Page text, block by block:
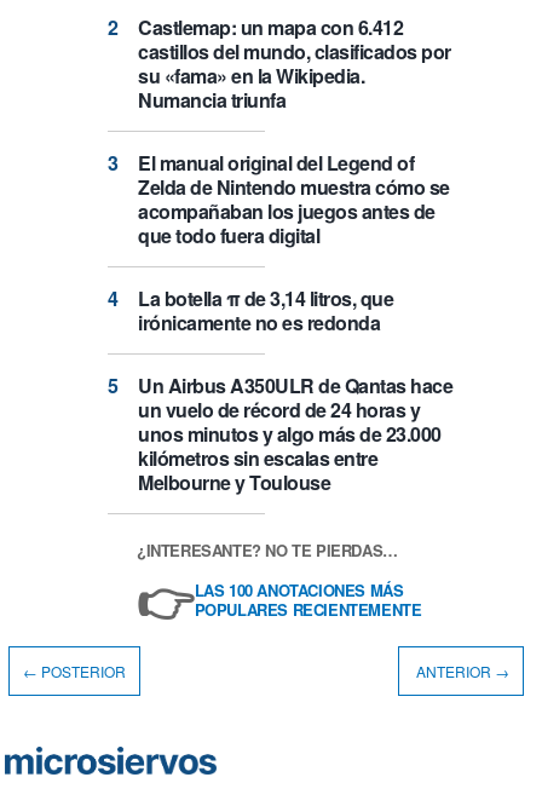
Castlemap: un mapa con 6.412
castillos del mundo, clasificados por
su «fama» en la Wikipedia.
Numancia triunfa
El manual original del Legend of
Zelda de Nintendo muestra cómo se
acompañaban los juegos antes de
que todo fuera digital
La botella π de 3,14 litros, que
irónicamente no es redonda
Un Airbus A350ULR de Qantas hace
un vuelo de récord de 24 horas y
unos minutos y algo más de 23.000
kilómetros sin escalas entre
Melbourne y Toulouse
¿INTERESANTE? NO TE PIERDAS…
👉LAS 100 ANOTACIONES MÁS
POPULARES RECIENTEMENTE
← POSTERIOR ANTERIOR →